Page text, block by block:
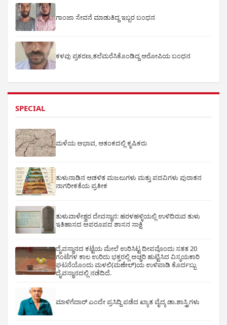
ಗಾಂಜಾ ಸೇವನೆ ಮಾಡುತಿದ್ದ ಇಬ್ಬರ ಬಂಧನ
ಕಳವು ಪ್ರಕರಣ,ತಲೆಮರೆಸಿಕೊಂಡಿದ್ದ ಆರೋಪಿಯ ಬಂಧನ
SPECIAL
ಮಳೆಯ ಅಭಾವ, ಆತಂಕದಲ್ಲಿ ಕೃಷಿಕರು
ತುಳುನಾಡಿನ ಆಡಳಿತ ಮಜಲುಗಳು ಮತ್ತು ಪದವಿಗಳು ಪುರಾತನ
ನಾಗರೀಕತೆಯ ಪ್ರತೀಕ
ತುಳುವಾಳೇಶ್ವರ ದೇವಸ್ಥಾನ: ಹರಳಹಳ್ಳಿಯಲ್ಲಿ ಉಳಿದಿರುವ ತುಳು
ಇತಿಹಾಸದ ಅಪರೂಪದ ಶಾಸನ ಸಾಕ್ಷಿ
ದೈವಸ್ಥಾನದ ಕಟ್ಟೆಯ ಮೇಲೆ ಉರಿಸಿಟ್ಟ ದೀಪವೊಂದು ಸತತ 20
ಗಂಟೆಗಳ ಕಾಲ ಉರಿದು ಭಕ್ತರಲ್ಲಿ ಅಚ್ಚರಿ ಹುಟ್ಟಿಸಿದ ವಿಸ್ಮಯಕಾರಿ
ಘಟನೆಯೊಂದು ಮಳಲಿ(ಮಣೇಲ್)ಯ ಉಳಿಪಾಡಿ ಕೊರ್ದಬ್ಬು
ದೈವಸ್ಥಾನದಲ್ಲಿ ನಡೆದಿದೆ.
ಮಾಳಿಗೆದಾರ್ ಎಂದೇ ಪ್ರಸಿದ್ದಿ ಪಡೆದ ಖ್ಯಾತ ವೈದ್ಯ ಡಾ.ಶಾಸ್ತ್ರಿಗಳು